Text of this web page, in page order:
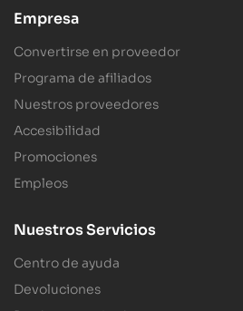
Empresa
Convertirse en proveedor
Programa de afiliados
Nuestros proveedores
Accesibilidad
Promociones
Empleos
Nuestros Servicios
Centro de ayuda
Devoluciones